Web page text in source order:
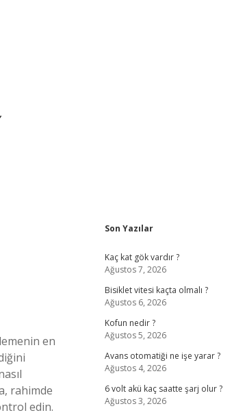
en
rahimde
edin.
Sidebar
Son Yazılar
Kaç kat gök vardır ?
Ağustos 7, 2026
Bisiklet vitesi kaçta olmalı ?
Ağustos 6, 2026
Kofun nedir ?
Ağustos 5, 2026
Avans otomatiği ne işe yarar ?
Ağustos 4, 2026
6 volt akü kaç saatte şarj olur ?
Ağustos 3, 2026